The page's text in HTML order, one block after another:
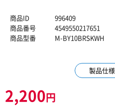
商品ID
996409
商品番号
4549550217651
商品型番
M-BY10BRSKWH
製品仕
2,200円